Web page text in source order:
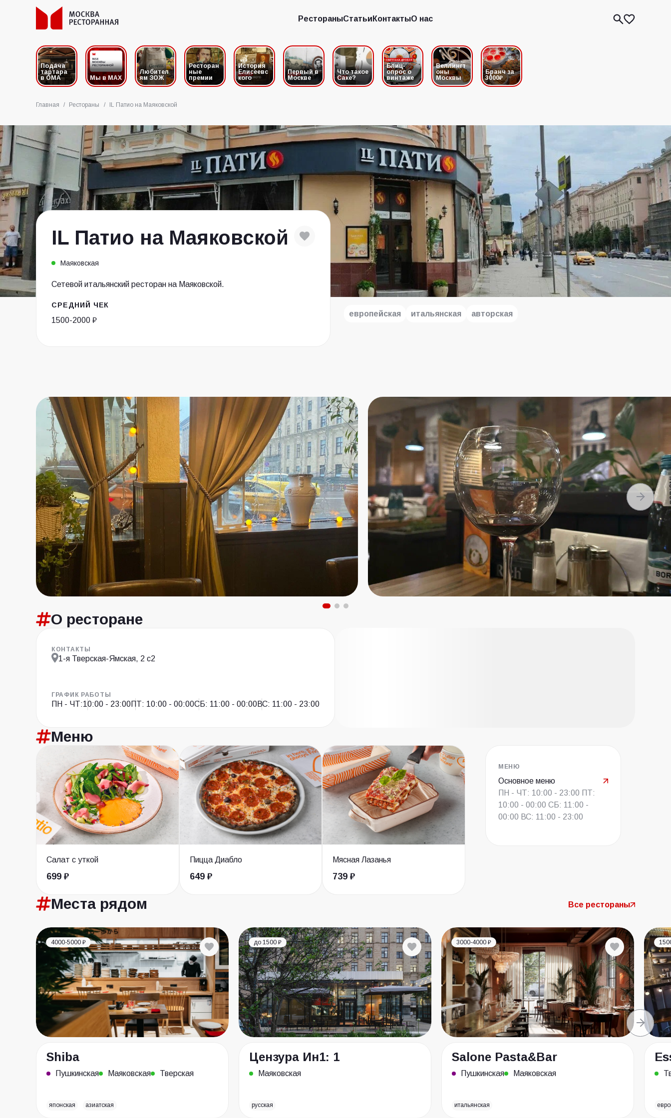
РестораныСтатьи КонтактыО нас
РестораныСтатьиКонтактыО нас
Подача
тартара
в ОМА
Мы в MAX
Любител
ям ЗОЖ
Ресторан
ные
премии
История
Елисеевс
кого
Первый в
Москве
Что такое
Саке?
Блиц-
опрос о
винтаже
Веллингт
оны
Москвы
Бранч за
3000₽
Главная / Рестораны / IL Патио на Маяковской
IL Патио на Маяковской
Маяковская
Сетевой итальянский ресторан на Маяковской.
СРЕДНИЙ ЧЕК
1500-2000 ₽
европейская итальянская авторская
О ресторане
КОНТАКТЫ
1-я Тверская-Ямская, 2 с2
ГРАФИК РАБОТЫ
ПН - ЧТ:10:00 - 23:00ПТ: 10:00 - 00:00СБ: 11:00 - 00:00ВС: 11:00 - 23:00
Меню
Салат с уткой
699 ₽
Пицца Диабло
649 ₽
Мясная Лазанья
739 ₽
МЕНЮ
Основное меню
ПН - ЧТ: 10:00 - 23:00 ПТ:
10:00 - 00:00 СБ: 11:00 -
00:00 ВС: 11:00 - 23:00
Места рядом Все рестораны
4000-5000 ₽
Shiba
Пушкинская Маяковская Тверская
японская азиатская
до 1500 ₽
Цензура Ин1: 1
Маяковская
русская
3000-4000 ₽
Salone Pasta&Bar
Пушкинская Маяковская
итальянская